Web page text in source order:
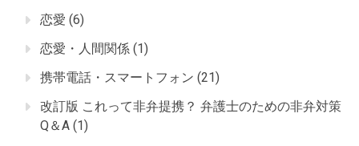
恋愛 (6)
恋愛・人間関係 (1)
携帯電話・スマートフォン (21)
改訂版 これって非弁提携？ 弁護士のための非弁対策
Q＆A (1)